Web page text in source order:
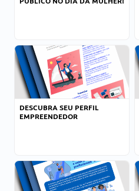
DESCUBRA SEU PERFIL
EMPREENDEDOR